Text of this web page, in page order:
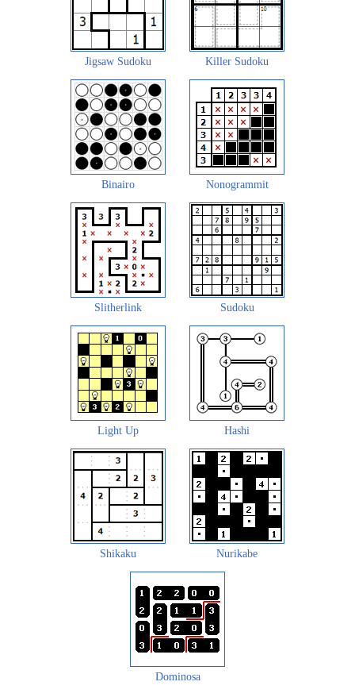
Jigsaw Sudoku Killer Sudoku
Binairo Nonogrammit
Slitherlink Sudoku
Light Up Hashi
Shikaku Nurikabe
Dominosa